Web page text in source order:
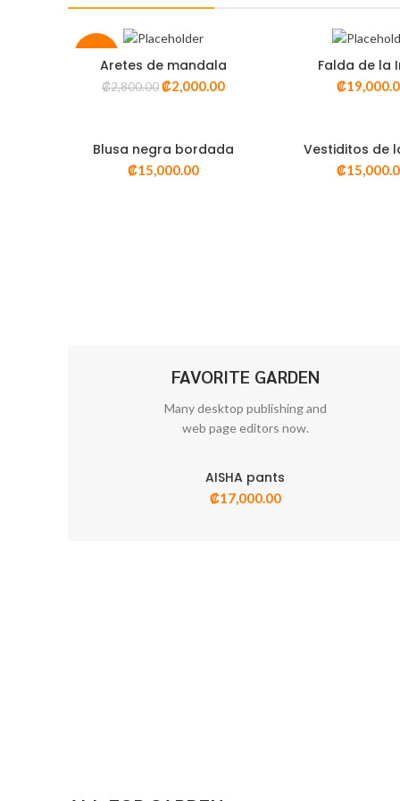
ADD TO CART
Aretes de mandala
₡2,800.00₡2,000.00
ADD TO
Falda de la
₡
SELECT OPTIONS
Blusa negra bordada
₡15,000.00
SELECT
Vestiditos de
₡
FAVORITE GARDEN
Many desktop publishing and
web page editors now.
AISHA pants
₡17,000.00